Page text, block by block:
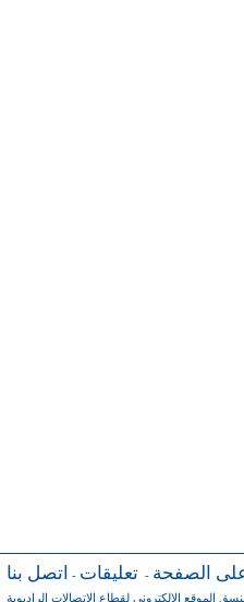
الصفحة - تعليقات - اتصل بنا
الموقع الإلكتروني لقطاع الاتصالات الراديوية